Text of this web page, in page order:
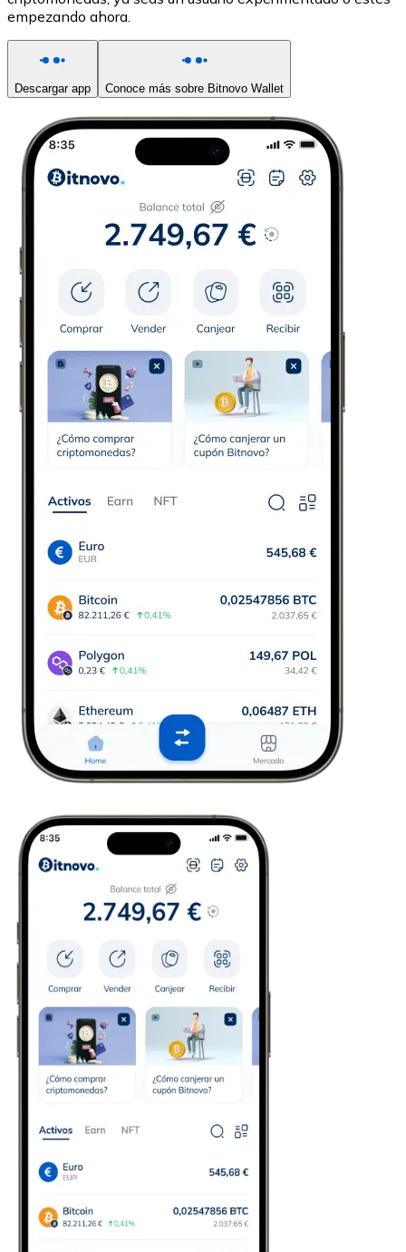
empezando ahora.
Descargar app Conoce más sobre Bitnovo Wallet